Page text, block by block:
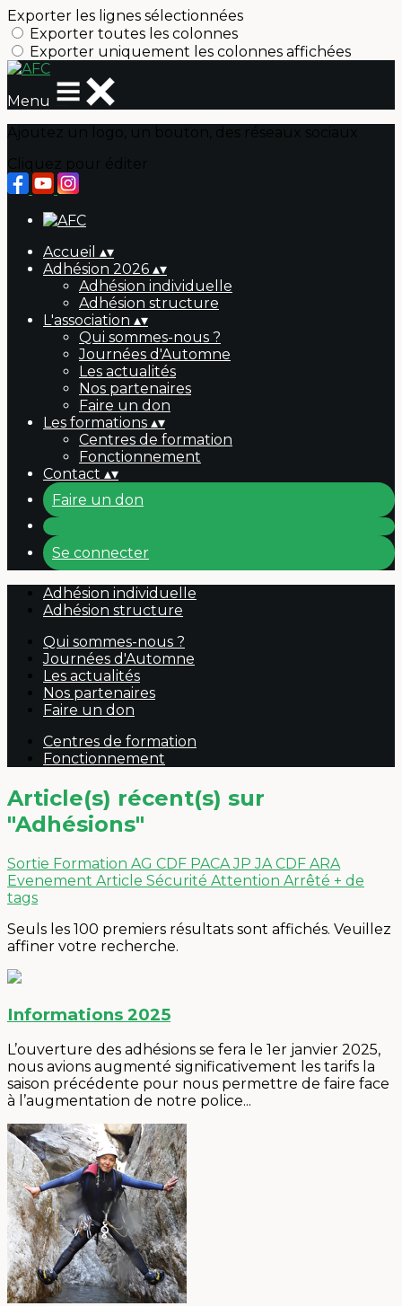
Exporter les lignes sélectionnées
Exporter toutes les colonnes
Exporter uniquement les colonnes affichées
Menu
Accueil ▴▾
Adhésion 2026 ▴▾
Adhésion individuelle
Adhésion structure
L'association ▴▾
Qui sommes-nous ?
Journées d'Automne
Les actualités
Nos partenaires
Faire un don
Les formations ▴▾
Centres de formation
Fonctionnement
Contact ▴▾
Faire un don
Se connecter
Adhésion individuelle
Adhésion structure
Qui sommes-nous ?
Journées d'Automne
Les actualités
Nos partenaires
Faire un don
Centres de formation
Fonctionnement
Article(s) récent(s) sur
"Adhésions"
Sortie Formation AG CDF PACAJPJACDF ARA
Evenement Article Sécurité Attention Arrêté + de
tags
Seuls les 100 premiers résultats sont affichés. Veuillez
affiner votre recherche.
Informations 2025
L’ouverture des adhésions se fera le 1er janvier 2025,
nous avions augmenté significativement les tarifs la
saison précédente pour nous permettre de faire face
à l’augmentation de notre police...